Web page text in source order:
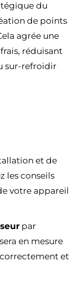
du
de points
agrée une
réduisant
sur-refroidir
et de
les conseils
votre appareil
par
en mesure
et